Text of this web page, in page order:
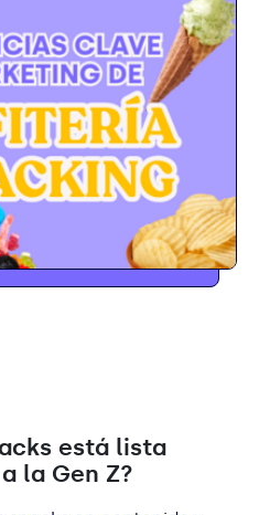
está lista
la Gen Z?